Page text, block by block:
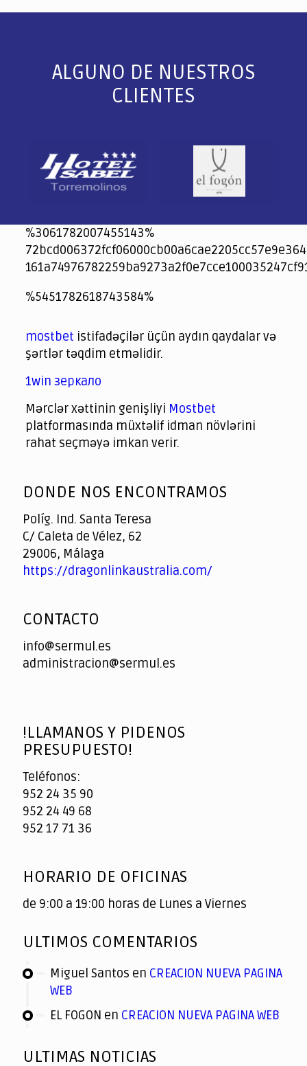
ALGUNO DE NUESTROS
CLIENTES
%3061782007455143%
jeetcity
1xbet
jeet city casino
%5451782618743584%
spintiger
Avabet
Spinrise
Crown Green
Crowngreen casino login
슈가 러쉬1000 슬롯
crazy time casino online
1xcasinozambia.com
codingworldnews.com
parimatch.kr
winorio
winorio casino
winorio
mostbet istifadəçilər üçün aydın qaydalar və
şərtlər təqdim etməlidir.
1win зеркало
Mərclər xəttinin genişliyi Mostbet
platformasında müxtəlif idman növlərini
rahat seçməyə imkan verir.
of
DONDE NOS ENCONTRAMOS
Políg. Ind. Santa Teresa
C/ Caleta de Vélez, 62
29006, Málaga
https://dragonlinkaustralia.com/
CONTACTO
info@sermul.es
administracion@sermul.es
!LLAMANOS Y PIDENOS
PRESUPUESTO!
Teléfonos:
952 24 35 90
952 24 49 68
952 17 71 36
HORARIO DE OFICINAS
de 9:00 a 19:00 horas de Lunes a Viernes
ULTIMOS COMENTARIOS
Miguel Santos en CREACION NUEVA PAGINA
WEB
EL FOGON en CREACION NUEVA PAGINA WEB
ULTIMAS NOTICIAS